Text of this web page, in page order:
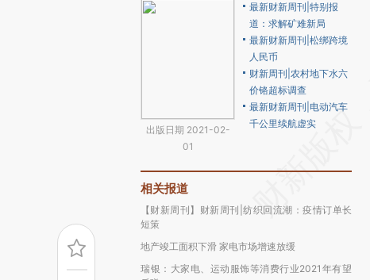
出版日期 2021-02-
01
最新财新周刊|特别报
道：求解矿难新局
最新财新周刊|松绑跨境
人民币
财新周刊|农村地下水六
价铬超标调查
最新财新周刊|电动汽车
千公里续航虚实
相关报道
【财新周刊】财新周刊|纺织回流潮：疫情订单长
短策
地产竣工面积下滑 家电市场增速放缓
瑞银：大家电、运动服饰等消费行业2021年有望